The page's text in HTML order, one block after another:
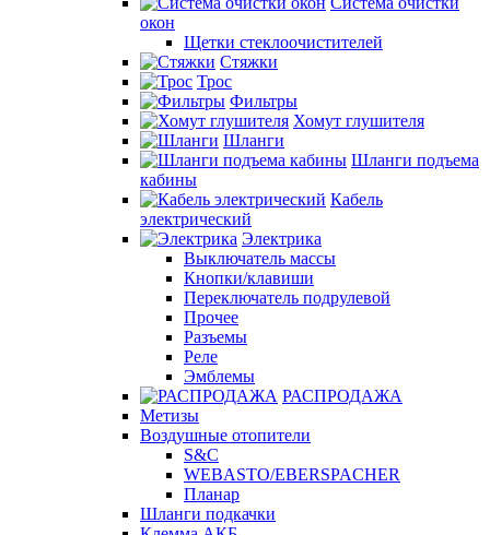
окон
Щетки стеклоочистителей
Стяжки
Трос
Фильтры
Хомут глушителя
Шланги
Шланги подъема
кабины
Кабель
электрический
Электрика
Выключатель массы
Кнопки/клавиши
Переключатель подрулевой
Прочее
Разъемы
Реле
Эмблемы
РАСПРОДАЖА
Метизы
Воздушные отопители
S&C
WEBASTO/EBERSPACHER
Планар
Шланги подкачки